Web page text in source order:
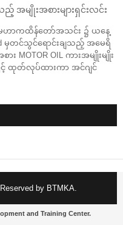
သည့် အမျိုးအစားများရှင်းလင်း
မဟာကထိန်တော်အသင်း ၌ ယနေ့
မှတင်သွင်ရောင်းချသည့် အမေရိ
OIL ကားအမျိုးမျိုး
င့် ထုတ်လုပ်ထားကာ အင်ဂျင်
by BTMKA.
and Training Center.